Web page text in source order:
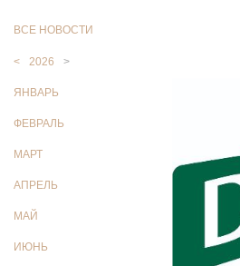
ВСЕ НОВОСТИ
< 2026 >
ЯНВАРЬ
ФЕВРАЛЬ
МАРТ
АПРЕЛЬ
МАЙ
ИЮНЬ